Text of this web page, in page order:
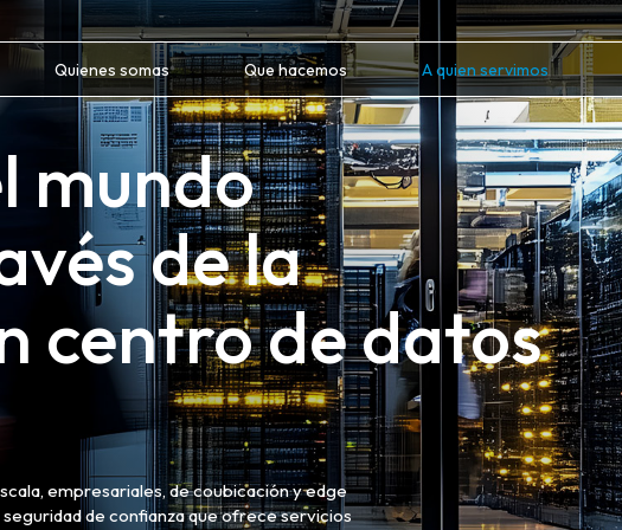
Quienes somas Que hacemos A quien servimos
mundo
de la
centro de datos
empresariales, de coubicación y edge
de confianza que ofrece servicios